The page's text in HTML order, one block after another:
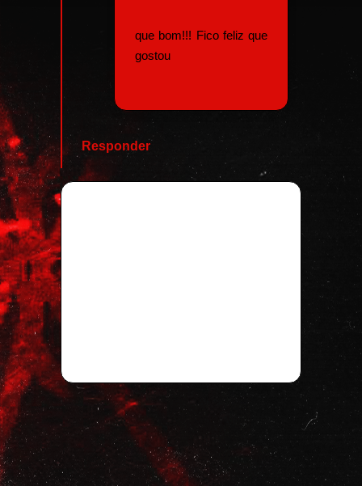
que bom!!! Fico feliz que
gostou
Responder